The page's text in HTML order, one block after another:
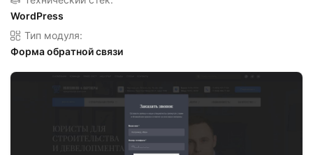
WordPress
Тип модуля:
Форма обратной связи